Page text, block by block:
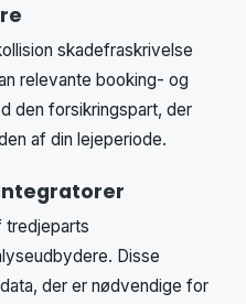
skadefraskrivelse
relevante booking- og
den forsikringspart, der
af din lejeperiode.
tredjeparts
Disse
der er nødvendige for